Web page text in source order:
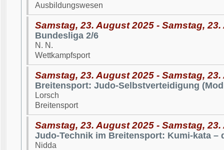
Ausbildungswesen
Samstag, 23. August 2025 - Samstag,
Bundesliga 2/6
N. N.
Wettkampfsport
Samstag, 23. August 2025 - Samstag,
Breitensport: Judo-Selbstverteidigung
Lorsch
Breitensport
Samstag, 23. August 2025 - Samstag,
Judo-Technik im Breitensport: Kumi-kata –
Nidda